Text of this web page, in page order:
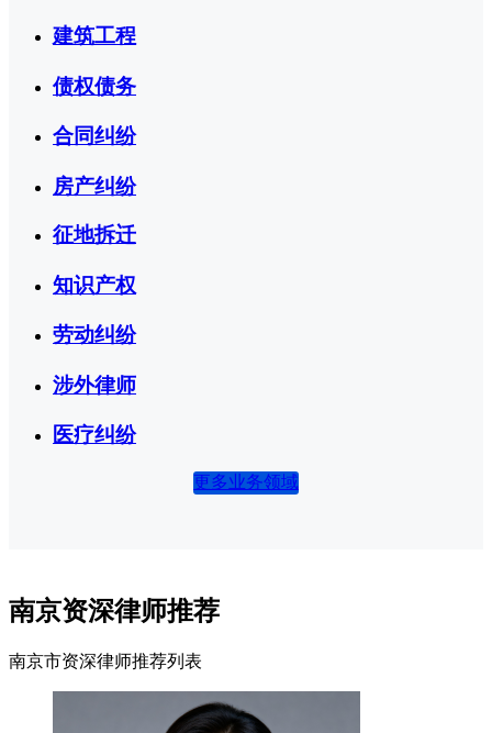
建筑工程
债权债务
合同纠纷
房产纠纷
征地拆迁
知识产权
劳动纠纷
涉外律师
医疗纠纷
更多业务领域
南京资深律师推荐
南京市资深律师推荐列表